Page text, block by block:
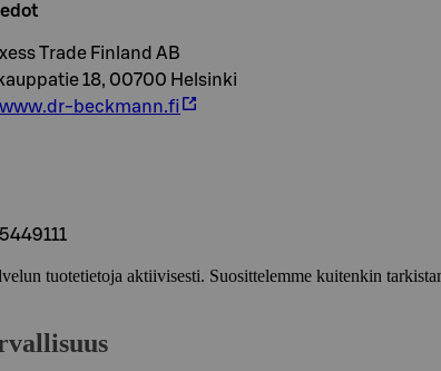
Trade Finland AB
18, 00700 Helsinki
beckmann.fi
tuotetietoja aktiivisesti. Suosittelemme kuitenkin